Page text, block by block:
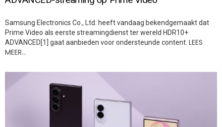
Samsung Electronics Co., Ltd. heeft vandaag bekendgemaakt dat
Prime Video als eerste streamingdienst ter wereld HDR10+
ADVANCED[1] gaat aanbieden voor ondersteunde content. LEES
MEER…